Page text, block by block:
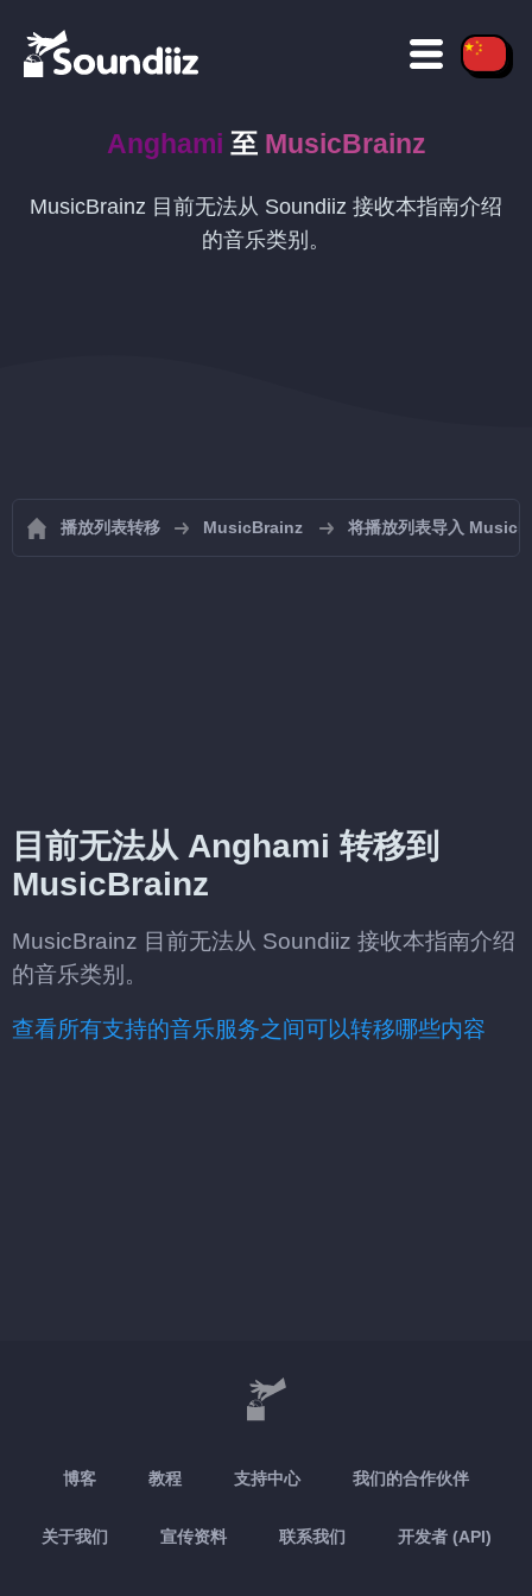
Anghami 至 MusicBrainz
MusicBrainz 目前无法从 Soundiiz 接收本指南介绍
的音乐类别。
播放列表转移 MusicBrainz 将播放列表导入
目前无法从 Anghami 转移到
MusicBrainz
MusicBrainz 目前无法从 Soundiiz 接收本指南介绍
的音乐类别。
查看所有支持的音乐服务之间可以转移哪些内容
博客 教程 支持中心 我们的合作伙伴
关于我们 宣传资料 联系我们 开发者 (API)